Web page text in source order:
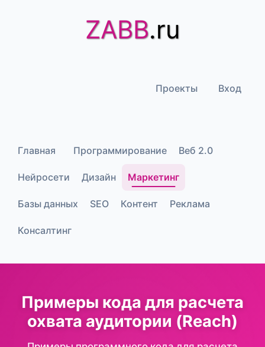
ZABB.ru
Проекты Вход
Главная Программирование Веб 2.0
Нейросети Дизайн Маркетинг
Базы данных SEO Контент Реклама
Консалтинг
Примеры кода для расчета
охвата аудитории (Reach)